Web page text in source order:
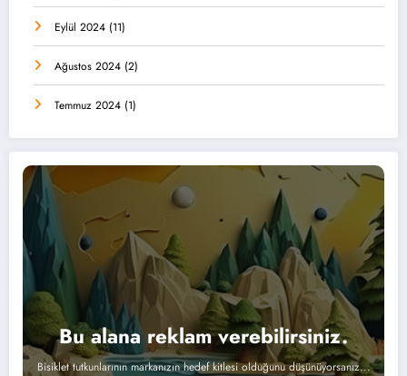
Eylül 2024 (11)
Ağustos 2024 (2)
Temmuz 2024 (1)
Bu alana reklam verebilirsiniz.
Bisiklet tutkunlarının markanızın hedef kitlesi olduğunu düşünüyorsanız...